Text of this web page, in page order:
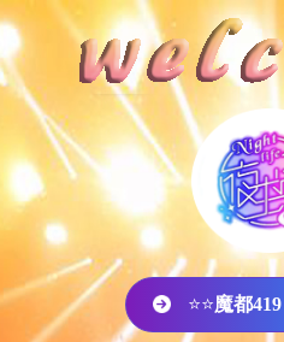
⭐⭐魔都419